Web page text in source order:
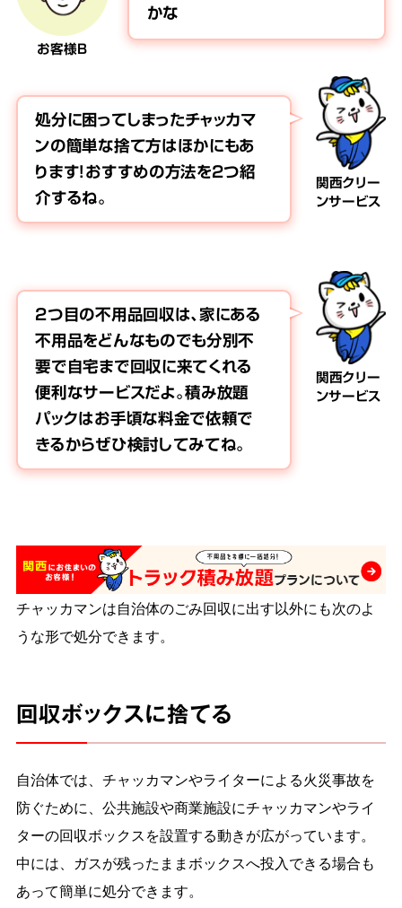
お客様B
かな
関西クリー
ンサービス
処分に困ってしまったチャッカマ
ンの簡単な捨て方はほかにもあ
ります！おすすめの方法を2つ紹
介するね。
関西クリー
ンサービス
2つ目の不用品回収は、家にある
不用品をどんなものでも分別不
要で自宅まで回収に来てくれる
便利なサービスだよ。積み放題
パックはお手頃な料金で依頼で
きるからぜひ検討してみてね。
チャッカマンは自治体のごみ回収に出す以外にも次のよ
うな形で処分できます。
回収ボックスに捨てる
自治体では、チャッカマンやライターによる火災事故を
防ぐために、公共施設や商業施設にチャッカマンやライ
ターの回収ボックスを設置する動きが広がっています。
中には、ガスが残ったままボックスへ投入できる場合も
あって簡単に処分できます。